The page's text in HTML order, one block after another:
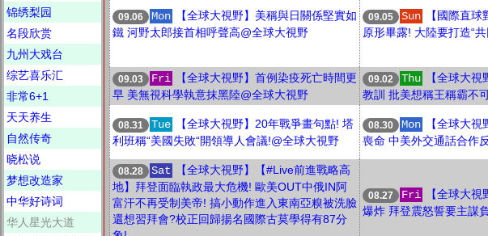
锦绣梨园
名段欣赏
九州大戏台
综艺喜乐汇
非常6+1
天天养生
自然传奇
晓松说
梦想改造家
中华好诗词
华人星光大道
09.06 Mon
【全球大視野】美稱與日關係堅實如
鐵 河野太郎接首相呼聲高@全球大視野
09.05 Sun
【國際直
原形畢露! 大陸要打造“
09.03 Fri
【全球大視野】首例染疫死亡時間更
早 美無視科學執意抹黑陸@全球大視野
09.02 Thu
【全球大
教訓 批美想稱王稱霸不
08.31 Tue
【全球大視野】20年戰爭畫句點! 塔
利班稱“美國失敗“開領導人會議!@全球大視野
08.30 Mon
【全球大
喪命 中美外交通話合作
08.28 Sat
【全球大視野】【#Live前進戰略高
地】拜登面臨執政最大危機! 歐美OUT中俄IN阿
富汗不再受制美帝! 搞小動作進入東南亞糗被洗臉
還想習拜會?校正回歸揚名國際古莫學得有87分
08.27 Fri
【全球大
爆炸 拜登震怒誓要主謀